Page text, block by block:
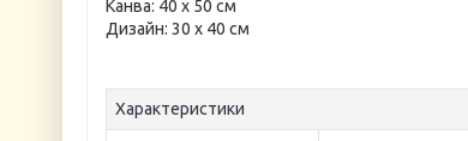
Канва: 40 х 50 см
Дизайн: 30 х 40 см
Характеристики